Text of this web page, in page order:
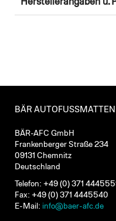
Herstellerangaben u.
BÄR AUTOFUSSMATTEN
BÄR-AFC GmbH
Frankenberger Straße 234
09131 Chemnitz
Deutschland
Telefon: +49 (0) 371
Fax: +49 (0) 371 4445540
E-Mail: info@baer-afc.de